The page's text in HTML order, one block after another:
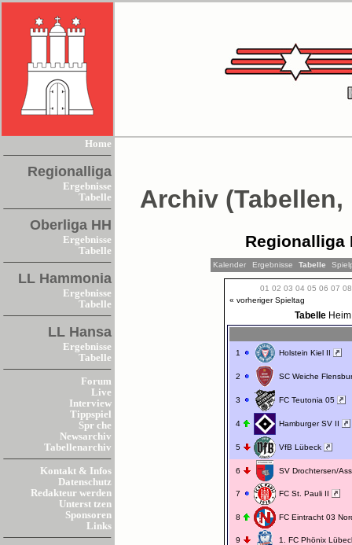
Home
Regionalliga
Ergebnisse
Tabelle
Oberliga HH
Ergebnisse
Tabelle
LL Hammonia
Ergebnisse
Tabelle
LL Hansa
Ergebnisse
Tabelle
Forum
Live
Interview
Tippspiel
Spr che
Newsarchiv
Tabellenarchiv
Kontakt & Infos
Datenschutz
Redakteur werden
Unterst tzen
Sponsoren
Links
Archiv
Regionalliga
Kalender Ergebnisse Tabelle
01 02 03 04 05 06 07 08
« vorheriger Spieltag
Tabelle Heim
1 Holstein Kiel II
2 SC Weiche
3 FC Teutonia 05
4 Hamburger SV II
5 VfB Lübeck
6 SV Drochtersen/
7 FC St. Pauli II
8 FC Eintracht 03
9 1. FC Phönix